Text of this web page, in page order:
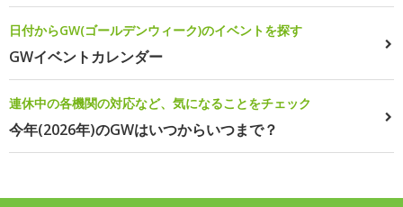
日付からGW(ゴールデンウィーク)のイベントを探す
GWイベントカレンダー
連休中の各機関の対応など、気になることをチェック
今年(2026年)のGWはいつからいつまで？